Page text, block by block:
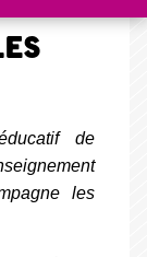
de
les